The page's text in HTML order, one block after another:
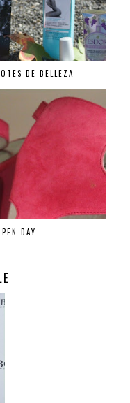
DE BELLEZA
DAY